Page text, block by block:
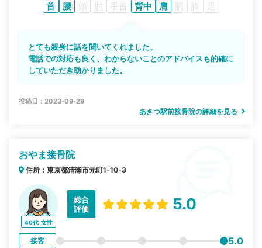
首 腰 頭 肘 手首 背中 肩 腕 膝 足
とても親身に話を聞いてくれました。
電話での対応も良く、わからないことのアドバイスも的確に
していただき助かりました。
投稿日：2023-09-29
あきつ駅前接骨院の詳細を見る
おやま接骨院
住所：東京都清瀬市元町1-10-3
40代 女性
総合
評価
5.0
接客 5.0